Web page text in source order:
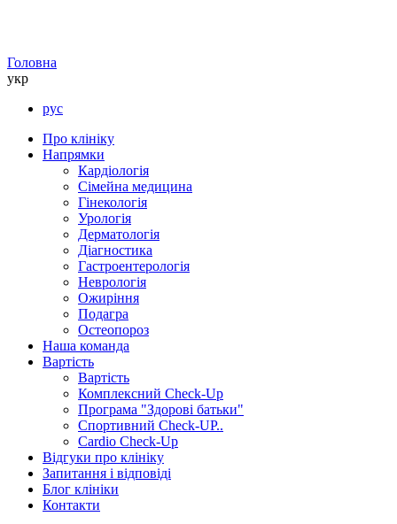
Головна
укр
рус
Про клініку
Напрямки
Кардіологія
Сімейна медицина
Гінекологія
Урологія
Дерматологія
Діагностика
Гастроентерологія
Неврологія
Ожиріння
Подагра
Остеопороз
Наша команда
Вартість
Вартість
Комплексний Check-Up
Програма "Здорові батьки"
Спортивний Check-UP..
Cardio Check-Up
Відгуки про клініку
Запитання і відповіді
Блог клініки
Контакти